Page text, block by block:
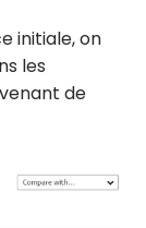
initiale, on
les
de